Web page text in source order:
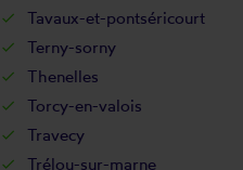
Tavaux-et-pontséricourt
Terny-sorny
Thenelles
Torcy-en-valois
Travecy
Trélou-sur-marne